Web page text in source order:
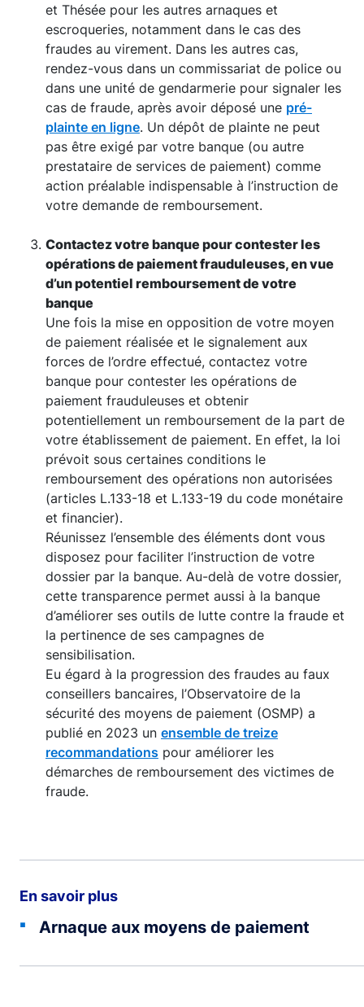
et Thésée pour les autres arnaques et
escroqueries, notamment dans le cas des
fraudes au virement. Dans les autres cas,
rendez-vous dans un commissariat de police ou
dans une unité de gendarmerie pour signaler les
cas de fraude, après avoir déposé une pré-
plainte en ligne. Un dépôt de plainte ne peut
pas être exigé par votre banque (ou autre
prestataire de services de paiement) comme
action préalable indispensable à l’instruction de
votre demande de remboursement.
Contactez votre banque pour contester les
opérations de paiement frauduleuses, en vue
d’un potentiel remboursement de votre
banque
Une fois la mise en opposition de votre moyen
de paiement réalisée et le signalement aux
forces de l’ordre effectué, contactez votre
banque pour contester les opérations de
paiement frauduleuses et obtenir
potentiellement un remboursement de la part de
votre établissement de paiement. En effet, la loi
prévoit sous certaines conditions le
remboursement des opérations non autorisées
(articles L.133-18 et L.133-19 du code monétaire
et financier).
Réunissez l’ensemble des éléments dont vous
disposez pour faciliter l’instruction de votre
dossier par la banque. Au-delà de votre dossier,
cette transparence permet aussi à la banque
d’améliorer ses outils de lutte contre la fraude et
la pertinence de ses campagnes de
sensibilisation.
Eu égard à la progression des fraudes au faux
conseillers bancaires, l’Observatoire de la
sécurité des moyens de paiement (OSMP) a
publié en 2023 un ensemble de treize
recommandations pour améliorer les
démarches de remboursement des victimes de
fraude.
En savoir plus
Arnaque aux moyens de paiement